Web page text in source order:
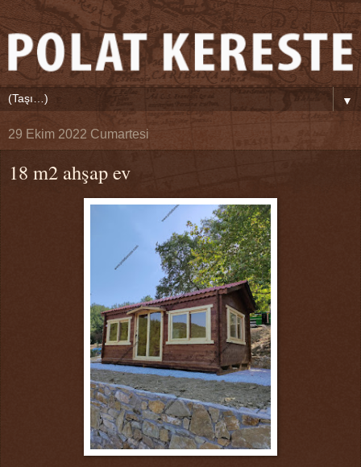
▼
29 Ekim 2022 Cumartesi
18 m2 ahşap ev